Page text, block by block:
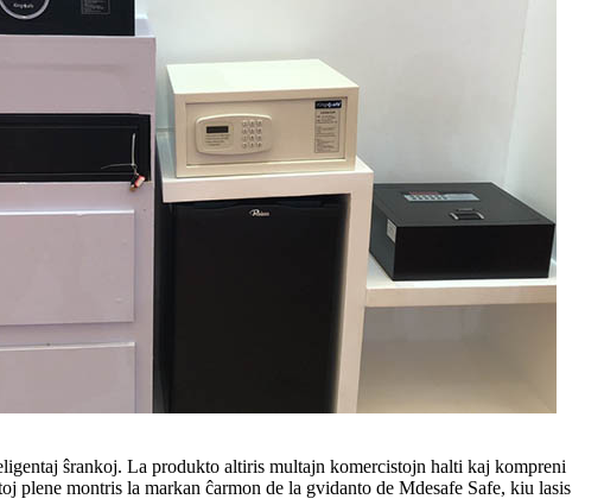
ŝrankoj. La produkto altiris multajn komercistojn halti kaj kompreni
plene montris la markan ĉarmon de la gvidanto de Mdesafe Safe, kiu lasis